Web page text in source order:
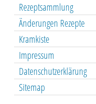
Rezeptsammlung
Änderungen Rezepte
Kramkiste
Impressum
Datenschutzerklärung
Sitemap